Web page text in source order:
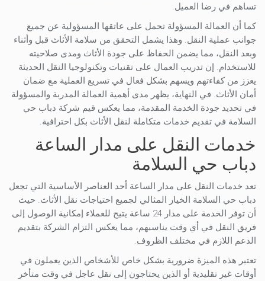
تساهم في رضا العميل.
كما أن العمالة المسؤولة تحمل على عاتقها المسؤولية عن جميع
جوانب عملية النقل. وهذا يشمل التحقق من سلامة الأثاث قبل وأثناء
وبعد النقل، مما يضمن الحفاظ على جودة الأثاث ومدى صلاحيته
للاستخدام. إن تدريب العمال على تقنيات وتكنولوجيا النقل الحديثة
يعزز من كفاءتهم ويسهم بشكل فعال في تسريع العملية مع ضمان
أمان الأثاث. في النهاية، يظهر مدى أهمية العمالة المدربة والمسؤولة
في تحديد جودة الخدمة المقدمة، مما يعكس قيم شركة دباب حي
السلامة في تقديم خدمات متكاملة لنقل الأثاث بكل احترافية.
خدمات النقل على مدار الساعة
دباب حي السلامة
تعد خدمات النقل على مدار الساعة أحد العناصر الأساسية التي تجعل
دباب حي السلامة الخيار المثالي لجميع احتياجات نقل الأثاث. حيث
أن توفر الخدمة على مدار 24 ساعة يتيح للعملاء إمكانية الوصول إلى
فريق النقل في أي وقت يناسبهم، مما يعكس التزام الشركة بتقديم
الدعم اللازم في مختلف الظروف.
تعتبر هذه الميزة ضرورية بشكل خاص للأشخاص الذين يعملون في
أوقات غير تقليدية أو الذين يحتاجون إلى نقل عاجل في وقت متأخر